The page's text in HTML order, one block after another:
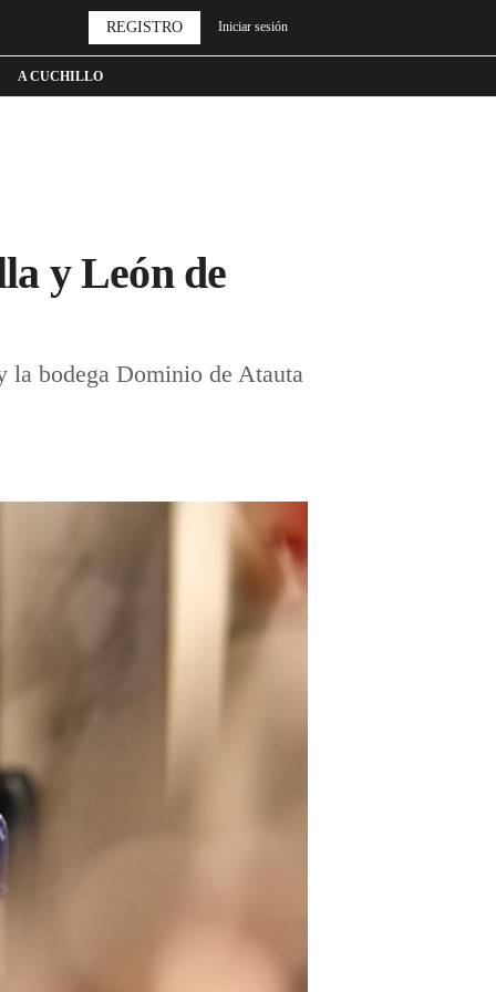
A CUCHILLO
REGISTRO Iniciar sesión
y León de
la bodega Dominio de Atauta